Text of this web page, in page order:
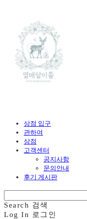
상점 입구
관하여
상점
고객센터
공지사항
문의안내
후기 게시판
Search 검색
Log In
로그인